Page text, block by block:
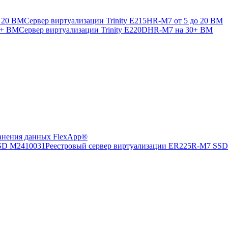
Сервер виртуализации Trinity E215HR-M7 от 5 до 20 ВМ
Сервер виртуализации Trinity E220DHR-M7 на 30+ ВМ
данных FlexApp®
Реестровый сервер виртуализации ER225R-M7